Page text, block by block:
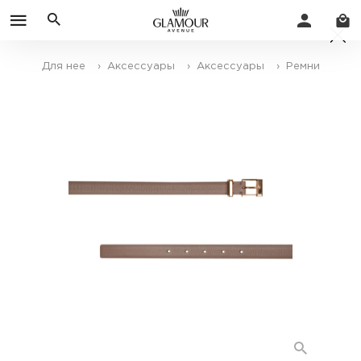
Для нее › Аксессуары › Аксессуары › Ремни